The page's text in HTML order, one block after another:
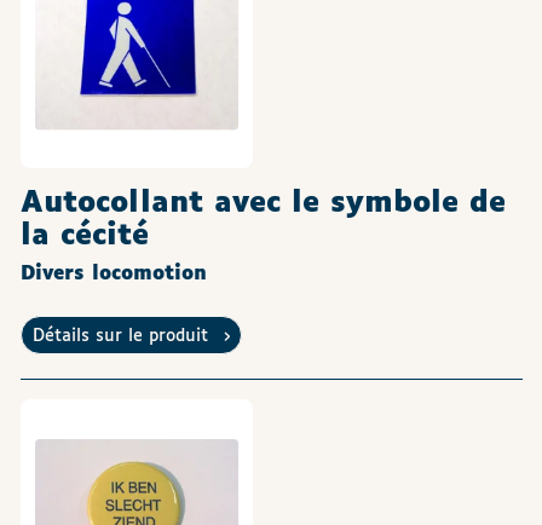
Autocollant avec le symbole de
la cécité
Divers locomotion
Détails sur le produit